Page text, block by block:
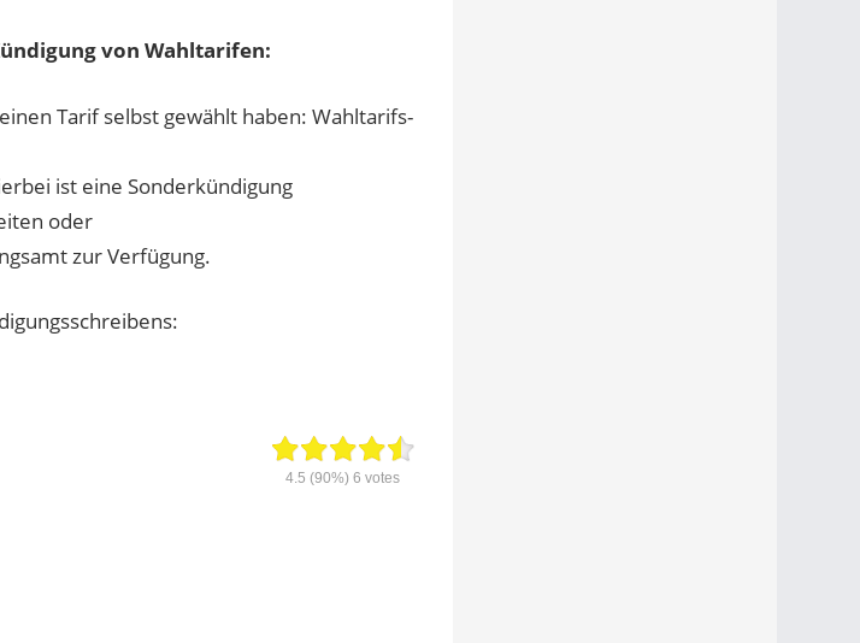
von Wahltarifen:
Tarif selbst gewählt haben: Wahltarifs-
ist eine Sonderkündigung
oder
zur Verfügung.
4.5 (90%)6 votes